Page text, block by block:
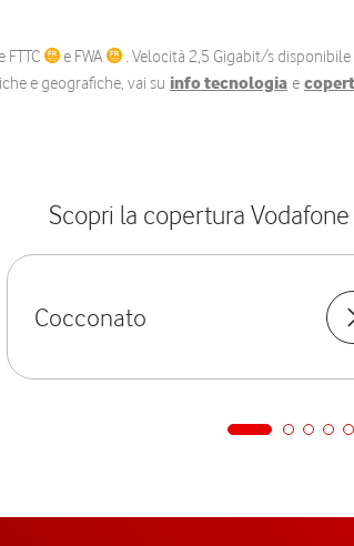
e FWA . Velocità 2,5 Gigabit/s
e geografiche, vai su info tecnologia e
Scopri la copertura
Cocconato